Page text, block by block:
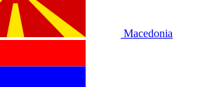
Macedonia